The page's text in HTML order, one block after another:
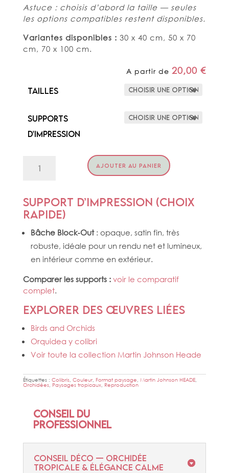
Astuce : choisis d’abord la taille — seules
les options compatibles restent disponibles.
Variantes disponibles : 30 x 40 cm, 50 x 70
cm, 70 x 100 cm.
A partir de20,00€
Tailles
Supports
d'impression
ORCHID
AJOUTER AU PANIER
Support d’impression (choix
rapide)
Bâche Block‑Out: opaque, satin fin, très
robuste, idéale pour un rendu net et lumineux,
en intérieur comme en extérieur.
Comparer les supports : voir le comparatif
complet.
Explorer des œuvres liées
Birds and Orchids
Orquidea y colibri
Voir toute la collection Martin Johnson Heade
Étiquettes : Colibris, Couleur, Format paysage, Martin Johnson HEADE,
Orchidées, Paysages tropicaux, Reproduction
Conseil du
professionnel
CONSEIL DÉCO — ORCHIDÉE
TROPICALE & ÉLÉGANCE CALME